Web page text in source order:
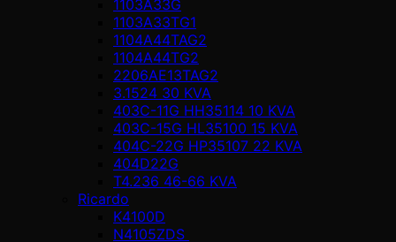
1103A33G
1103A33TG1
1104A44TAG2
1104A44TG2
2206AE13TAG2
3.1524 30 KVA
403C-11G HH35114 10 KVA
403C-15G HL35100 15 KVA
404C-22G HP35107 22 KVA
404D22G
T4.236 46-66 KVA
Ricardo
K4100D
N4105ZDS